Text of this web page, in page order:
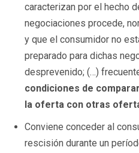
caracterizan por el hecho
negociaciones procede,
y que el consumidor no
preparado para dichas
desprevenido; (…)
condiciones de
la oferta con otras
Conviene conceder al
rescisión durante un